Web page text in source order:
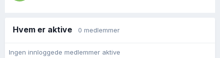
Hvem er aktive 0 medlemmer
Ingen innloggede medlemmer aktive